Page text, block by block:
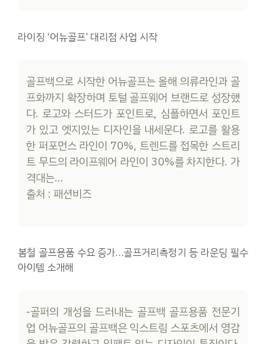
라이징 ‘어뉴골프’ 대리점 사업 시작
골프백으로 시작한 어뉴골프는 올해 의류라인과 골
프화까지 확장하며 토털 골프웨어 브랜드로 성장했
다. 로고와 스터드가 포인트로, 심플하면서 포인트
가 있고 엣지있는 디자인을 내세운다. 로고를 활용
한 퍼포먼스 라인이 70%, 트렌드를 접목한 스트리
트 무드의 라이프웨어 라인이 30%를 차지한다. 가
격대는…
출처 : 패션비즈
봄철 골프용품 수요 증가…골프거리측정기 등 라운딩 필수
아이템 소개해
-골퍼의 개성을 드러내는 골프백 골프용품 전문기
업 어뉴골프의 골프백은 익스트림 스포츠에서 영감